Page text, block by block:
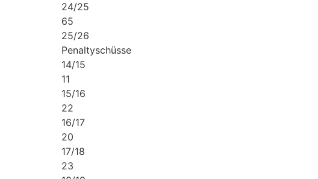
24/25
65
25/26
Penaltyschüsse
14/15
11
15/16
22
16/17
20
17/18
23